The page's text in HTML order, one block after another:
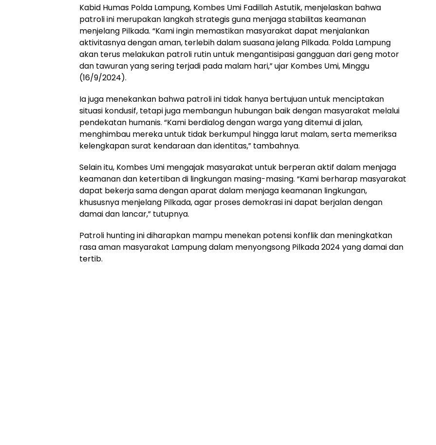
Kabid Humas Polda Lampung, Kombes Umi Fadillah Astutik, menjelaskan bahwa
patroli ini merupakan langkah strategis guna menjaga stabilitas keamanan
menjelang Pilkada. “Kami ingin memastikan masyarakat dapat menjalankan
aktivitasnya dengan aman, terlebih dalam suasana jelang Pilkada. Polda Lampung
akan terus melakukan patroli rutin untuk mengantisipasi gangguan dari geng motor
dan tawuran yang sering terjadi pada malam hari,” ujar Kombes Umi, Minggu
(16/9/2024).
Ia juga menekankan bahwa patroli ini tidak hanya bertujuan untuk menciptakan
situasi kondusif, tetapi juga membangun hubungan baik dengan masyarakat melalui
pendekatan humanis. “Kami berdialog dengan warga yang ditemui di jalan,
menghimbau mereka untuk tidak berkumpul hingga larut malam, serta memeriksa
kelengkapan surat kendaraan dan identitas,” tambahnya.
Selain itu, Kombes Umi mengajak masyarakat untuk berperan aktif dalam menjaga
keamanan dan ketertiban di lingkungan masing-masing. “Kami berharap masyarakat
dapat bekerja sama dengan aparat dalam menjaga keamanan lingkungan,
khususnya menjelang Pilkada, agar proses demokrasi ini dapat berjalan dengan
damai dan lancar,” tutupnya.
Patroli hunting ini diharapkan mampu menekan potensi konflik dan meningkatkan
rasa aman masyarakat Lampung dalam menyongsong Pilkada 2024 yang damai dan
tertib.